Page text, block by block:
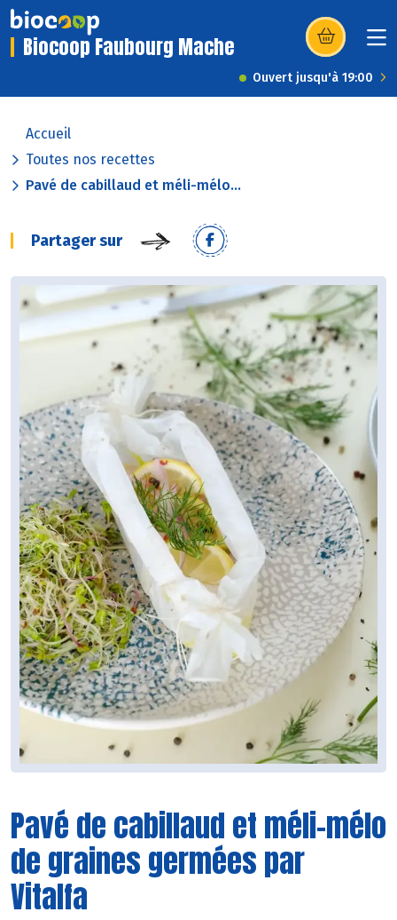
Biocoop Faubourg Mache (s’ouvre dans
Ouvert jusqu'à 19:00
Accueil
Toutes nos recettes
Pavé de cabillaud et méli-mélo...
Partager sur
Pavé de cabillaud et méli-mélo
de graines germées par
Vitalfa